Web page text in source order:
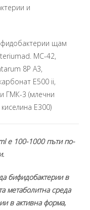
и
щам
МС-42,
8P A3,
Е500 ii,
ГМК-3 (млечни
Е300)
е 100-1000 пъти по-
бифидобактерии в
метаболитна среда
в активна форма,